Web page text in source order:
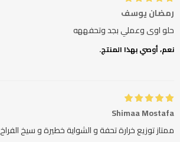
رمضان يوسف
حلو اوى وعملي بجد وتحفههه
نعم، أوصي بهذا المنتج.
Shimaa Mostafa
ممتاز توزيع خرارة تحفة و الشواية خطيرة و سيخ الفراخ